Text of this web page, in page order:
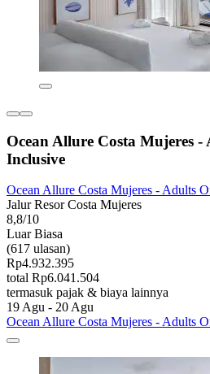
Ocean Allure Costa Mujeres
Inclusive
Ocean Allure Costa Mujeres - Adults
Jalur Resor Costa Mujeres
8,8/10
Luar Biasa
(617 ulasan)
Rp4.932.395
total Rp6.041.504
termasuk pajak & biaya lainnya
19 Agu - 20 Agu
Ocean Allure Costa Mujeres - Adults